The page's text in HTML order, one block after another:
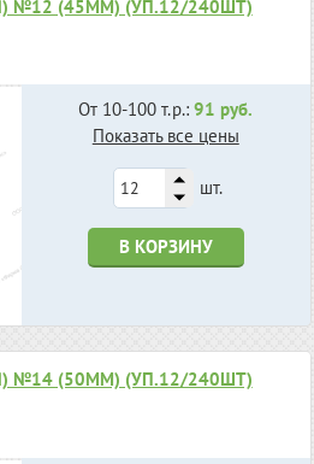
№12 (45ММ) (УП.12/240ШТ)
От 10-100 т.р.:91 руб.
Показать все цены
шт.
В КОРЗИНУ
№14 (50ММ) (УП.12/240ШТ)